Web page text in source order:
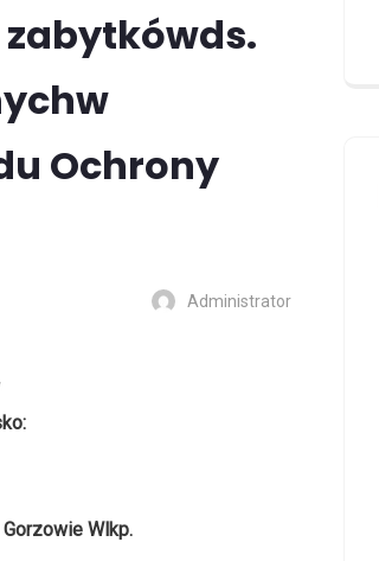
Ochrony
Administrator
Wlkp.